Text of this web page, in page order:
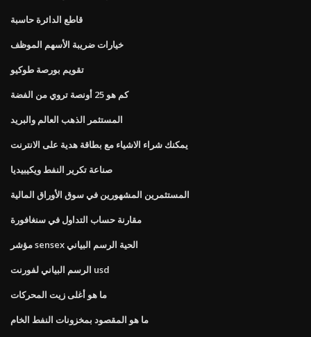
قاطع الدائرة حاسبة
خيارات ضريبة الأسهم الموظف
تقويم بورصة طوكيو
كم هو 25 أونصة تروي من الفضة
المستثمر الذهب العالم والبريد
يمكنك شراء الاشياء مع بطاقة هدية على الانترنت
صناعة تكرير النفط ويكيبيديا
المستثمرين المشهورين في سوق الأوراق المالية
مقارنة حساب التداول في سنغافورة
مؤشر sensex الحية الرسم البياني
الرسم البياني لفورنت usd
ما هو أغلى زيت المحركات
ما هو المقصود بمخزونات النفط الخام